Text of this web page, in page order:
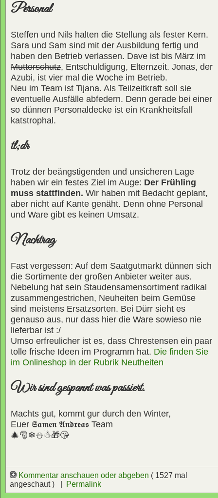
Personal
Steffen und Nils halten die Stellung als fester Kern.
Sara und Sam sind mit der Ausbildung fertig und
haben den Betrieb verlassen. Dave ist bis März im
Mutterschutz, Entschuldigung, Elternzeit. Jonas, der
Azubi, ist vier mal die Woche im Betrieb.
Neu im Team ist Tijana. Als Teilzeitkraft soll sie
eventuelle Ausfälle abfedern. Denn gerade bei einer
so dünnen Personaldecke ist ein Krankheitsfall
katstrophal.
tl;dr
Trotz der beängstigenden und unsicheren Lage
haben wir ein festes Ziel im Auge: Der Frühling
muss stattfinden. Wir haben mit Bedacht geplant,
aber nicht auf Kante genäht. Denn ohne Personal
und Ware gibt es keinen Umsatz.
Nachtrag
Fast vergessen: Auf dem Saatgutmarkt dünnen sich
die Sortimente der großen Anbieter weiter aus.
Nebelung hat sein Staudensamensortiment radikal
zusammengestrichen, Neuheiten beim Gemüse
sind meistens Ersatzsorten. Bei Dürr sieht es
genauso aus, nur dass hier die Ware sowieso nie
lieferbar ist :/
Umso erfreulicher ist es, dass Chrestensen ein paar
tolle frische Ideen im Programm hat. Die finden Sie
im Onlineshop in der Rubrik Neutheiten
Wir sind gespannt was passiert.
Machts gut, kommt gur durch den Winter,
Euer 𝕾𝖆𝖒𝖊𝖓 𝕬𝖓𝖉𝖗𝖊𝖆𝖘 Team
🎄🎅❄⛄☃🎁😘
Kommentar anschauen oder abgeben ( 1527 mal
angeschaut ) |
Permalink